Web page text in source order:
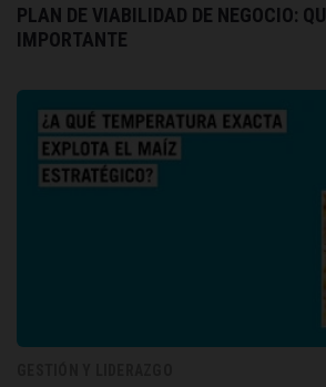
PLAN DE VIABILIDAD DE NEGOCIO:
IMPORTANTE